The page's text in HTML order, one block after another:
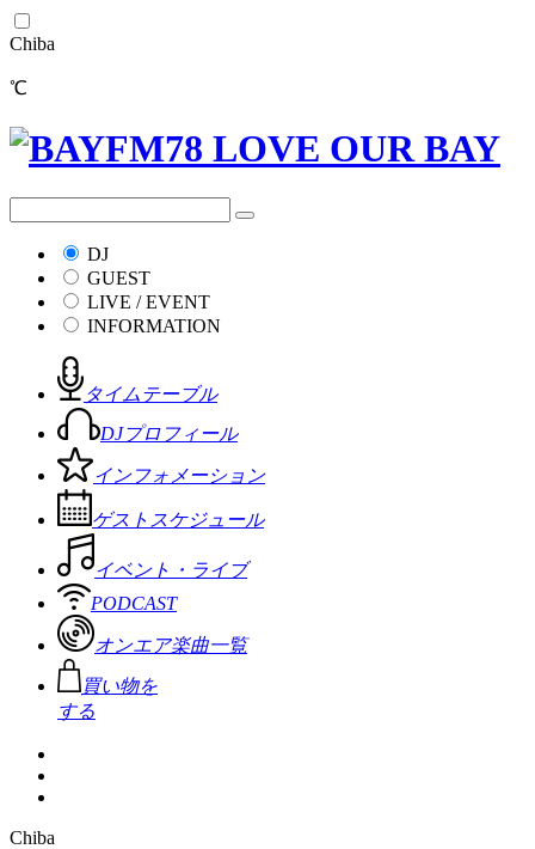
Chiba
℃
DJ
GUEST
LIVE / EVENT
INFORMATION
タイムテーブル
DJプロフィール
インフォメーション
ゲストスケジュール
イベント・ライブ
PODCAST
オンエア楽曲一覧
買い物を
する
Chiba